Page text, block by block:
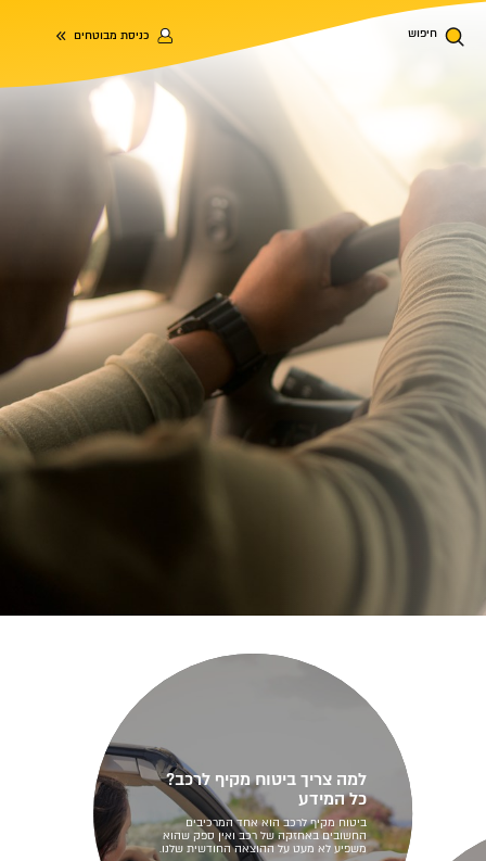
חיפוש כניסת מבוטחים
למה צריך ביטוח מקיף לרכב?
כל המידע
ביטוח מקיף לרכב הוא אחד המרכיבים
החשובים באחזקה של רכב ואין ספק שהוא
משפיע לא מעט על ההוצאה החודשית שלנו.